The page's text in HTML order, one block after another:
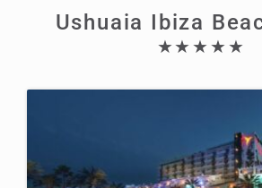
Ushuaia Ibiza
★★★★★